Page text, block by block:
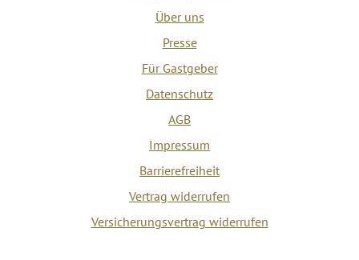
Über uns
Presse
Für Gastgeber
Datenschutz
AGB
Impressum
Barrierefreiheit
Vertrag widerrufen
Versicherungsvertrag widerrufen